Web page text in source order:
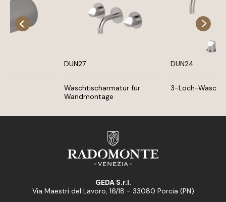
DUN27
Waschtischarmatur für
Wandmontage
DUN24
3-Loch-
GEDA S.r.l.
Via Maestri del Lavoro, 16/18 - 33080 Porcia (PN)